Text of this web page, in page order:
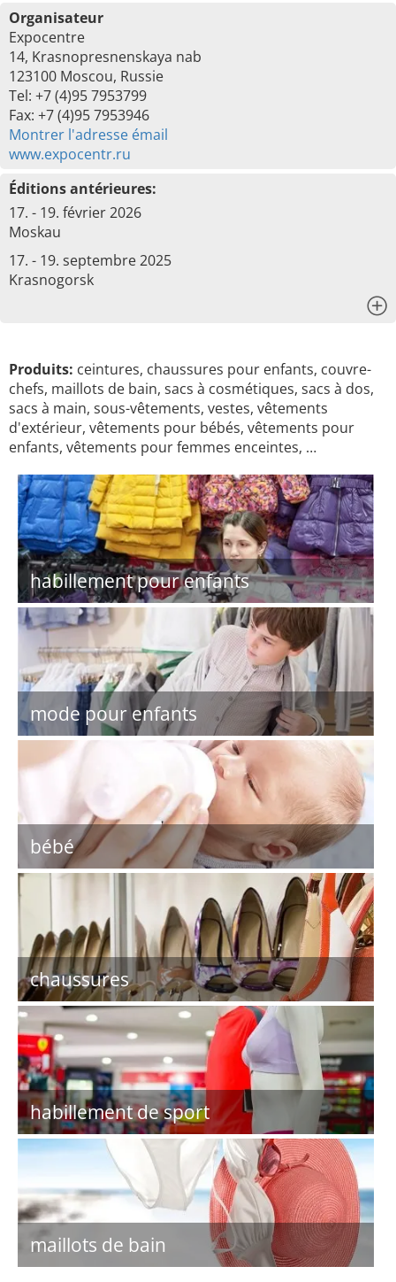
Organisateur
Expocentre
14, Krasnopresnenskaya nab
123100 Moscou, Russie
Tel: +7 (4)95 7953799
Fax: +7 (4)95 7953946
Montrer l'adresse émail
www.expocentr.ru
Éditions antérieures:
17. - 19. février 2026
Moskau
17. - 19. septembre 2025
Krasnogorsk
Produits: ceintures, chaussures pour enfants, couvre-
chefs, maillots de bain, sacs à cosmétiques, sacs à dos,
sacs à main, sous-vêtements, vestes, vêtements
d'extérieur, vêtements pour bébés, vêtements pour
enfants, vêtements pour femmes enceintes, …
habillement pour enfants
mode pour enfants
bébé
chaussures
habillement de sport
maillots de bain